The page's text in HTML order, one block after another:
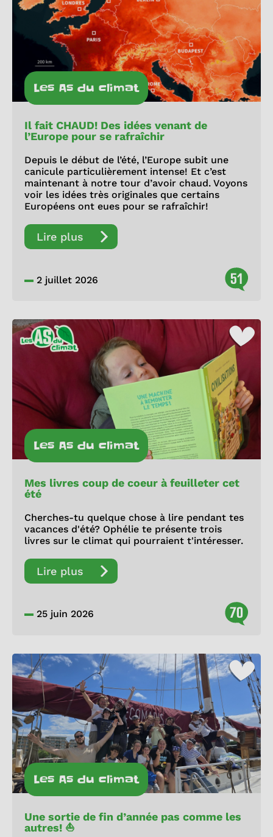
Les As du climat
Il fait CHAUD! Des idées venant de
l’Europe pour se rafraîchir
Depuis le début de l’été, l’Europe subit une
canicule particulièrement intense! Et c’est
maintenant à notre tour d’avoir chaud. Voyons
voir les idées très originales que certains
Européens ont eues pour se rafraîchir!
Lire plus
2 juillet 2026 51
Les As du climat
Mes livres coup de coeur à feuilleter cet
été
Cherches-tu quelque chose à lire pendant tes
vacances d'été? Ophélie te présente trois
livres sur le climat qui pourraient t'intéresser.
Lire plus
25 juin 2026 70
Les As du climat
Une sortie de fin d’année pas comme les
autres! ⛵